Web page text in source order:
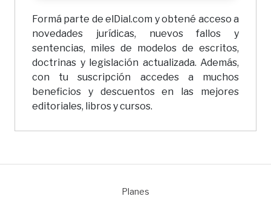
Formá parte de elDial.com y obtené acceso a
novedades jurídicas, nuevos fallos y
sentencias, miles de modelos de escritos,
doctrinas y legislación actualizada. Además,
con tu suscripción accedes a muchos
beneficios y descuentos en las mejores
editoriales, libros y cursos.
Planes